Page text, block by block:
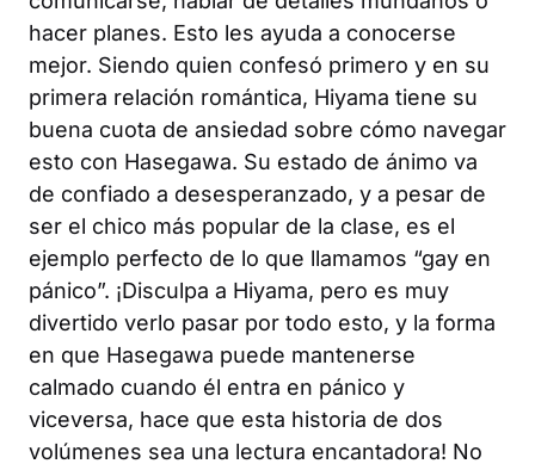
hacer planes. Esto les ayuda a conocerse
mejor. Siendo quien confesó primero y en su
primera relación romántica, Hiyama tiene su
buena cuota de ansiedad sobre cómo navegar
esto con Hasegawa. Su estado de ánimo va
de confiado a desesperanzado, y a pesar de
ser el chico más popular de la clase, es el
ejemplo perfecto de lo que llamamos “gay en
pánico”. ¡Disculpa a Hiyama, pero es muy
divertido verlo pasar por todo esto, y la forma
en que Hasegawa puede mantenerse
calmado cuando él entra en pánico y
viceversa, hace que esta historia de dos
volúmenes sea una lectura encantadora! No